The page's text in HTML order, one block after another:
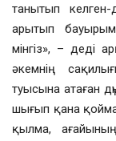
танытып
арытып
мінгіз», – деді
әкемнің
туысына атаған
шығып қана
қылма,